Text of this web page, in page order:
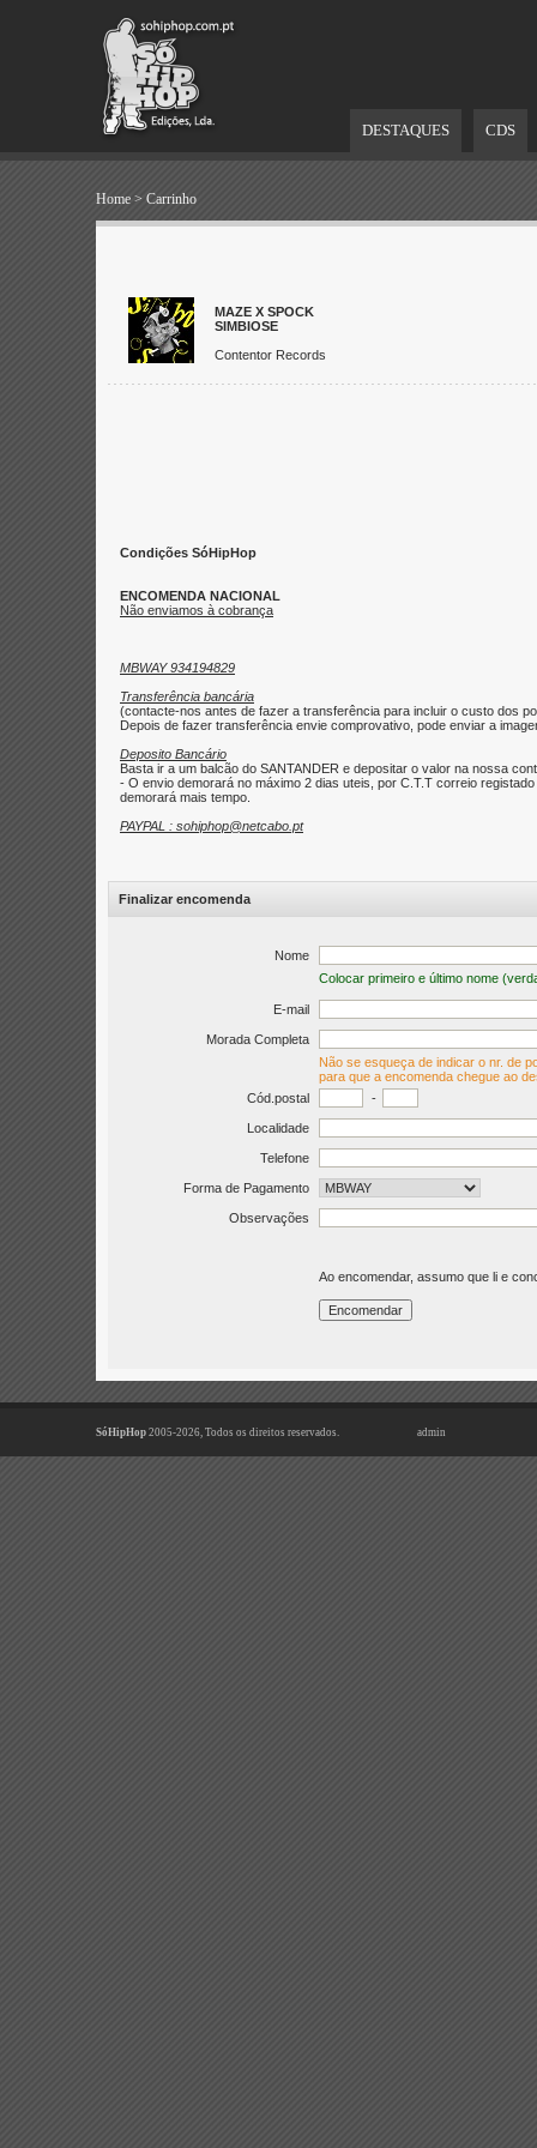
DESTAQUES CDS
Home > Carrinho
MAZE X SPOCK
SIMBIOSE
Contentor Records
Condições SóHipHop
ENCOMENDA NACIONAL
Não enviamos à cobrança
MBWAY 934194829
Transferência bancária
(contacte-nos antes de fazer a transferência para incluir o custo dos
Depois de fazer transferência envie comprovativo, pode enviar a
Deposito Bancário
Basta ir a um balcão do SANTANDER e depositar o valor na nossa
- O envio demorará no máximo 2 dias uteis, por C.T.T correio
demorará mais tempo.
PAYPAL : sohiphop@netcabo.pt
Finalizar encomenda
Nome
Colocar primeiro e último nome
E-mail
Morada Completa
Não se esqueça de indicar o nr. de
para que a encomenda chegue ao
Cód.postal
-
Localidade
Telefone
Forma de Pagamento
Observações
Ao encomendar, assumo que li e
SóHipHop 2005-2026, Todos os direitos reservados. admin